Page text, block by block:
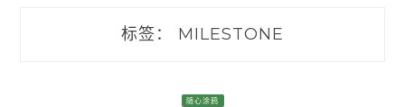
标签： MILESTONE
随心涂鸦